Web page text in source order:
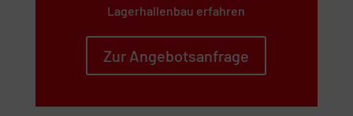
Lagerhallenbau erfahren
Zur Angebotsanfrage